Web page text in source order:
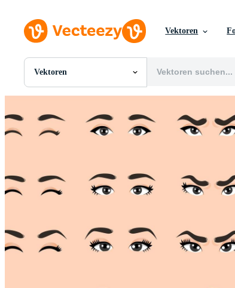
Vektoren
Vektoren
Alle Bilder
PNGs
PSDs
SVGs
Videos
Motion Graphics
Redaktionelle Bilder